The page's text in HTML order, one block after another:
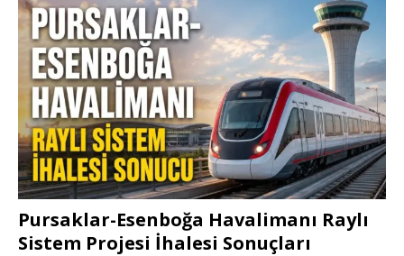
Pursaklar-Esenboğa Havalimanı Raylı
Sistem Projesi İhalesi Sonuçları